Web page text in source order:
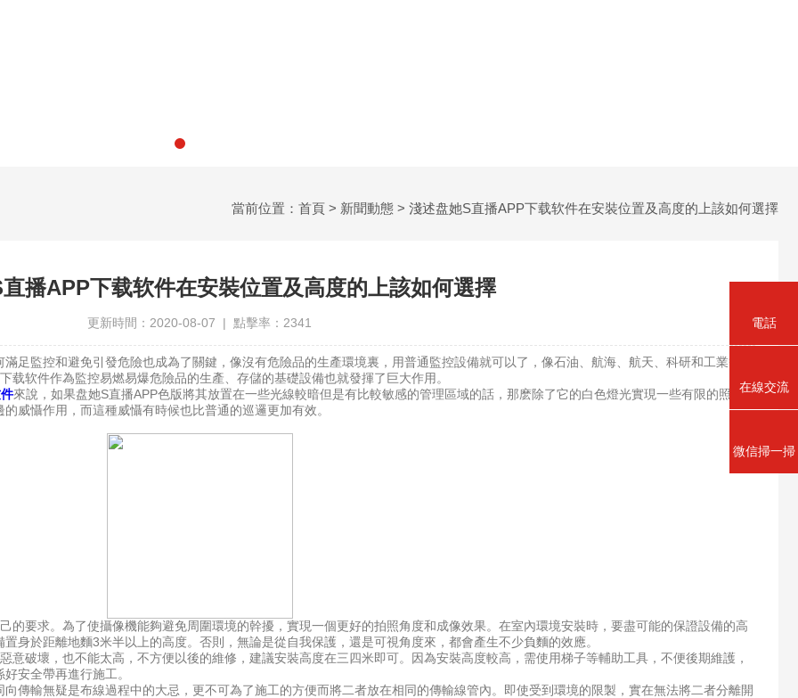
當前位置： 首頁 > 新聞動態 > 淺述盘她S直播APP下载软件在安裝位置及高度的上該如何選擇
播APP下载软件在安裝位置及高度的上該如何選擇
更新時間：2020-08-07 | 點擊率：2341
監控和避免引發危險也成為了關鍵，像沒有危險品的生產環境裏，用普通監控設備就可以了，像石油、航海、航天、科研和工業等易
软件作為監控易燃易爆危險品的生產、存儲的基礎設備也就發揮了巨大作用。
來說，如果盘她S直播APP色版將其放置在一些光線較暗但是有比較敏感的管理區域的話，那麽除了它的白色燈光實現一些有限的照明
威懾作用，而這種威懾有時候也比普通的巡邏更加有效。
求。為了使攝像機能夠避免周圍環境的幹擾，實現一個更好的拍照角度和成像效果。在室內環境安裝時，要盡可能的保證設備的高
身於距離地麵3米半以上的高度。否則，無論是從自我保護，還是可視角度來，都會產生不少負麵的效應。
壞，也不能太高，不方便以後的維修，建議安裝高度在三四米即可。因為安裝高度較高，需使用梯子等輔助工具，不便後期維護，
安全帶再進行施工。
輸無疑是布線過程中的大忌，更不可為了施工的方便而將二者放在相同的傳輸線管內。即使受到環境的限製，實在無法將二者分離開
電話
在線交流
微信掃一掃